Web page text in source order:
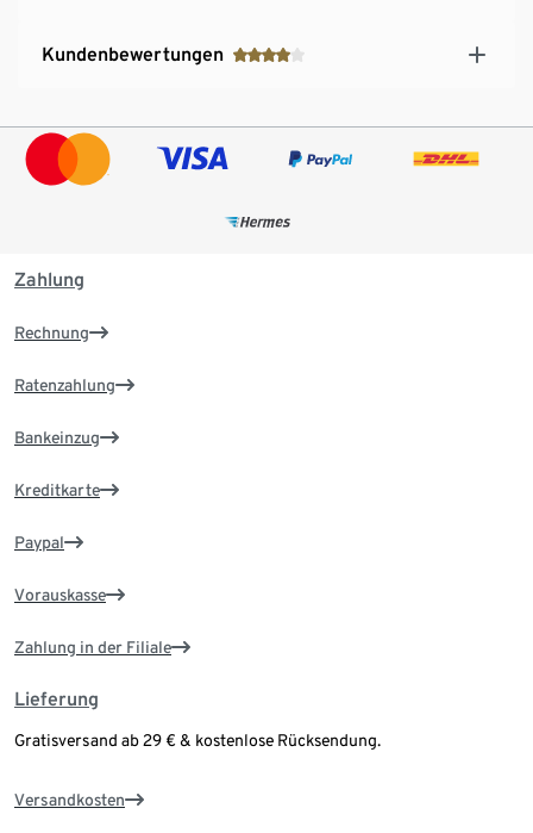
Kundenbewertungen
Zahlung
Rechnung
Ratenzahlung
Bankeinzug
Kreditkarte
Paypal
Vorauskasse
Zahlung in der Filiale
Lieferung
Gratisversand ab 29 € & kostenlose Rücksendung.
Versandkosten